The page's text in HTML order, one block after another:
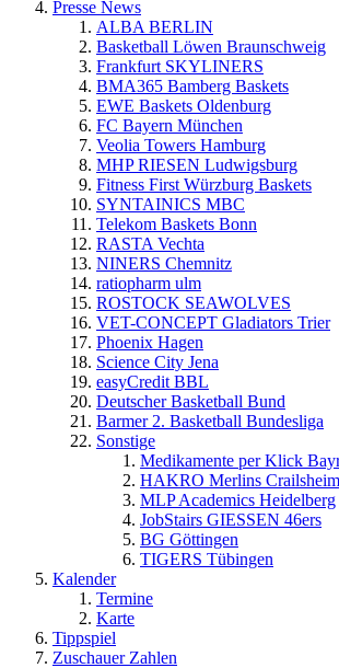
Presse News
ALBA BERLIN
Basketball Löwen Braunschweig
Frankfurt SKYLINERS
BMA365 Bamberg Baskets
EWE Baskets Oldenburg
FC Bayern München
Veolia Towers Hamburg
MHP RIESEN Ludwigsburg
Fitness First Würzburg Baskets
SYNTAINICS MBC
Telekom Baskets Bonn
RASTA Vechta
NINERS Chemnitz
ratiopharm ulm
ROSTOCK SEAWOLVES
VET-CONCEPT Gladiators Trier
Phoenix Hagen
Science City Jena
easyCredit BBL
Deutscher Basketball Bund
Barmer 2. Basketball Bundesliga
Sonstige
Medikamente per Klick
HAKRO Merlins Crailsheim
MLP Academics Heidelberg
JobStairs GIESSEN 46ers
BG Göttingen
TIGERS Tübingen
Kalender
Termine
Karte
Tippspiel
Zuschauer Zahlen